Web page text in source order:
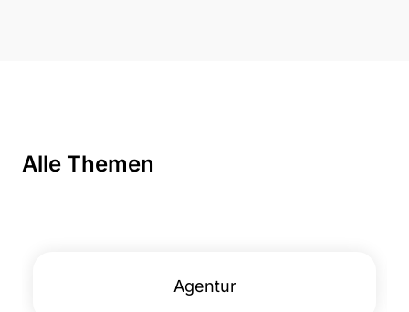
Alle Themen
Agentur